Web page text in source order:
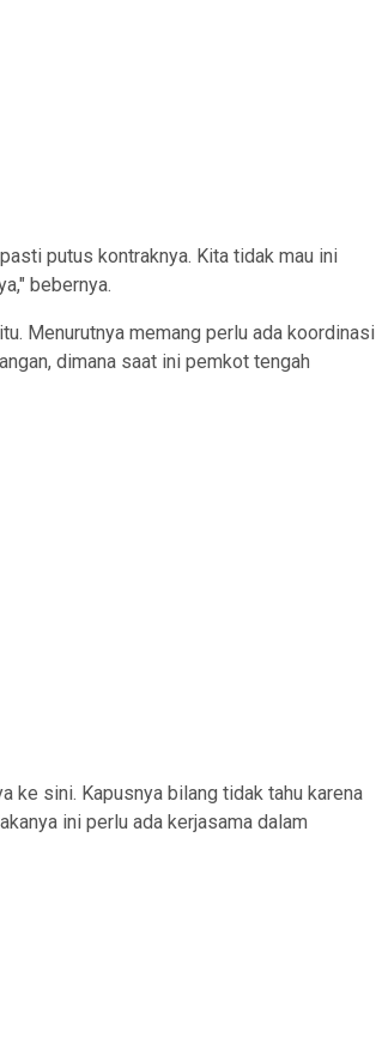
putus kontraknya. Kita tidak mau ini
bebernya.
Menurutnya memang perlu ada koordinasi
dimana saat ini pemkot tengah
ke sini. Kapusnya bilang tidak tahu karena
ini perlu ada kerjasama dalam